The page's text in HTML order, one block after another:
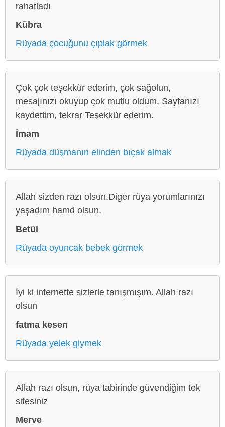
rahatladı
Kübra
Rüyada çocuğunu çıplak görmek
Çok çok teşekkür ederim, çok sağolun,
mesajınızı okuyup çok mutlu oldum, Sayfanızı
kaydettim, tekrar Teşekkür ederim.
İmam
Rüyada düşmanın elinden bıçak almak
Allah sizden razı olsun.Diger rüya yorumlarınızı
yaşadım hamd olsun.
Betül
Rüyada oyuncak bebek görmek
İyi ki internette sizlerle tanışmışım. Allah razı
olsun
fatma kesen
Rüyada yelek giymek
Allah razı olsun, rüya tabirinde güvendiğim tek
sitesiniz
Merve